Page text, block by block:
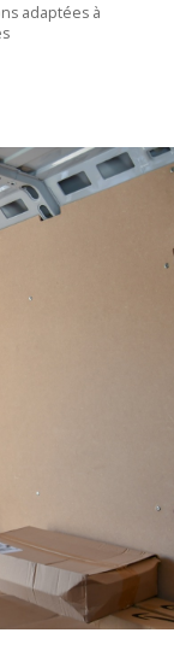
adaptées à